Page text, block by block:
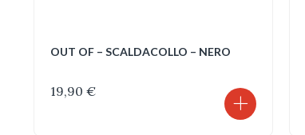
OUT OF – SCALDACOLLO – NERO
19,90 €